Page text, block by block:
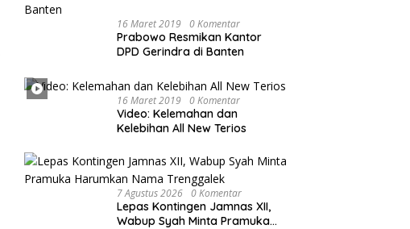
16 Maret 2019 0 Komentar
Prabowo Resmikan Kantor
DPD Gerindra di Banten
16 Maret 2019 0 Komentar
Video: Kelemahan dan
Kelebihan All New Terios
7 Agustus 2026 0 Komentar
Lepas Kontingen Jamnas XII,
Wabup Syah Minta Pramuka